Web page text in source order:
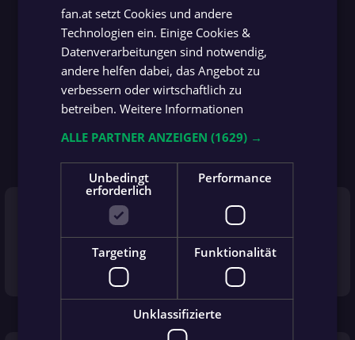
Gelbe Karte
Gelbe Karte für Lukas Rogalo.
65'
fan.at setzt Cookies und andere
Technologien ein. Einige Cookies &
Datenverarbeitungen sind notwendig,
andere helfen dabei, das Angebot zu
verbessern oder wirtschaftlich zu
betreiben.Weitere Informationen
ALLE PARTNER ANZEIGEN(1629) →
Unbedingt
erforderlich
Performance
Targeting Funktionalität
Unklassifizierte